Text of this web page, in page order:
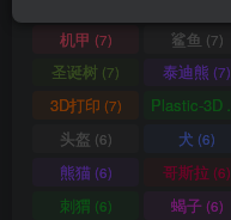
机甲 (7) 鲨鱼 (7)
圣诞树 (7) 泰迪熊 (7)
3D打印 (7) Plastic-3D
头盔 (6) 犬 (6)
熊猫(6) 哥斯拉 (6)
刺猬 (6) 蝎子(6)